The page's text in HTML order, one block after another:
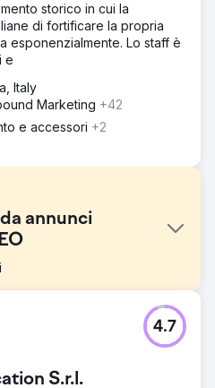
storico in cui la
di fortificare la propria
esponenzialmente. Lo staff è
e
Italy
Marketing +42
e accessori +2
annunci
in analisi della forza
pipeline bloccarsi
non includeva nessuna
S.r.l.
4.7